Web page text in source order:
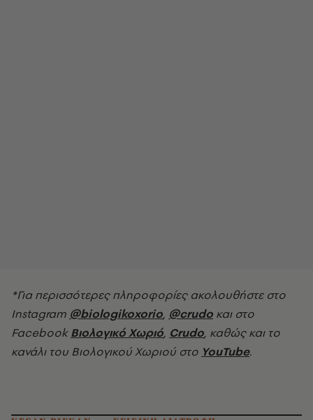
*Για περισσότερες πληροφορίες ακολουθήστε στο
Instagram @biologikoxorio, @crudo και στο
FacebookΒιολογικό Χωριό, Crudo, καθώς και το
κανάλι του Βιολογικού Χωριού στο YouTube.